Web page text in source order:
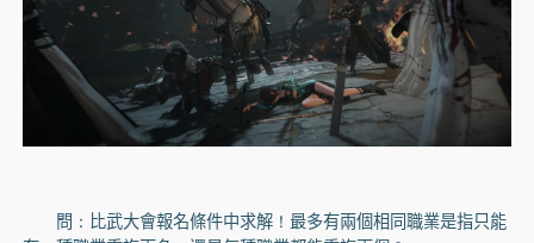
問：比武大會報名條件中求解！最多有兩個相同職業是指只能